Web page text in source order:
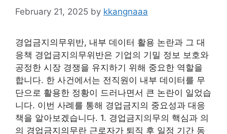
February 21, 2025 by kkangnaaa
경업금지의무위반, 내부 데이터 활용 논란과 그 대
응책 경업금지의무위반은 기업의 기밀 정보 보호와
공정한 시장 경쟁을 유지하기 위해 중요한 역할을
합니다. 한 사건에서는 전직원이 내부 데이터를 무
단으로 활용한 정황이 드러나면서 큰 논란이 일었습
니다. 이번 사례를 통해 경업금지의 중요성과 대응
책을 알아보겠습니다. 1. 경업금지의무의 핵심과 의
의 경업금지의무란 근로자가 퇴직 후 일정 기간 동